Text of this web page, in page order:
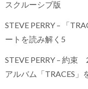
スクルーシブ版
STEVE PERRY – 「
ートを読み解く5
STEVE PERRY – 約束
アルバム「TRACES」